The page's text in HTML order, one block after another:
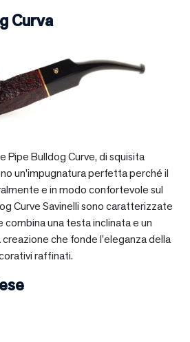
Curva
Pipe Bulldog Curve, di squisita
un’impugnatura perfetta perché il
e in modo confortevole sul
Curve Savinelli sono caratterizzate
combina una testa inclinata e un
che fonde l’eleganza della
raffinati.